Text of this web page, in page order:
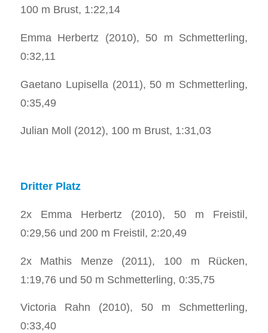
100 m Brust, 1:22,14
Emma Herbertz (2010), 50 m Schmetterling,
0:32,11
Gaetano Lupisella (2011), 50 m Schmetterling,
0:35,49
Julian Moll (2012), 100 m Brust, 1:31,03
Dritter Platz
2x Emma Herbertz (2010), 50 m Freistil,
0:29,56 und 200 m Freistil, 2:20,49
2x Mathis Menze (2011), 100 m Rücken,
1:19,76 und 50 m Schmetterling, 0:35,75
Victoria Rahn (2010), 50 m Schmetterling,
0:33,40